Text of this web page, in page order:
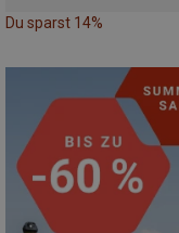
Du sparst 14%